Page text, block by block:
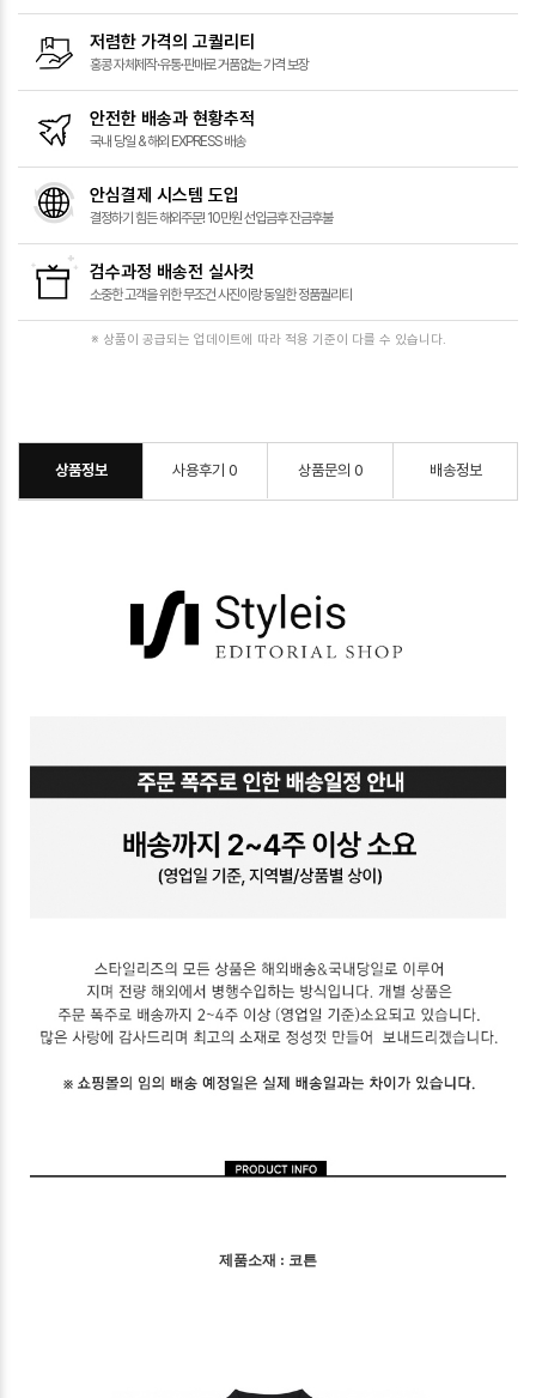
저렴한 가격의 고퀄리티
홍콩 자체제작·유통·판매로거품없는 가격 보장
안전한 배송과 현황추적
국내 당일 &해외 EXPRESS 배송
안심결제 시스템 도입
결정하기 힘든 해외주문! 10만원 선입금후 잔금후불
검수과정 배송전 실사컷
소중한 고객을 위한무조건 사진이랑 동일한 정품퀄리티
※ 상품이 공급되는 업데이트에 따라 적용 기준이 다를 수 있습니다.
상품정보 사용후기 0 상품문의 0 배송정보
제품소재 : 코튼